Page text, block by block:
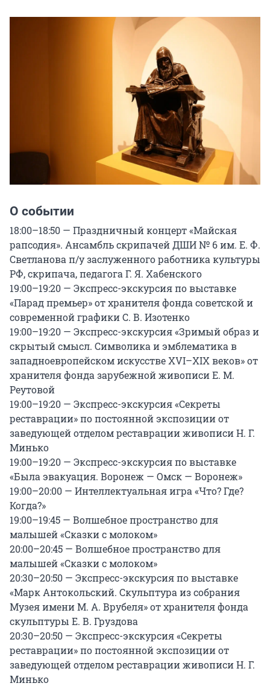
О событии
18:00–18:50 — Праздничный концерт «Майская
рапсодия». Ансамбль скрипачей ДШИ № 6 им. Е. Ф.
Светланова п/у заслуженного работника культуры
РФ, скрипача, педагога Г. Я. Хабенского
19:00–19:20 — Экспресс-экскурсия по выставке
«Парад премьер» от хранителя фонда советской и
современной графики С. В. Изотенко
19:00–19:20 — Экспресс-экскурсия «Зримый образ и
скрытый смысл. Символика и эмблематика в
западноевропейском искусстве XVI–XIX веков» от
хранителя фонда зарубежной живописи Е. М.
Реутовой
19:00–19:20 — Экспресс-экскурсия «Секреты
реставрации» по постоянной экспозиции от
заведующей отделом реставрации живописи Н. Г.
Минько
19:00–19:20 — Экспресс-экскурсия по выставке
«Была эвакуация. Воронеж — Омск — Воронеж»
19:00–20:00 — Интеллектуальная игра «Что? Где?
Когда?»
19:00–19:45 — Волшебное пространство для
малышей «Сказки с молоком»
20:00–20:45 — Волшебное пространство для
малышей «Сказки с молоком»
20:30–20:50 — Экспресс-экскурсия по выставке
«Марк Антокольский. Скульптура из собрания
Музея имени М. А. Врубеля» от хранителя фонда
скульптуры Е. В. Груздова
20:30–20:50 — Экспресс-экскурсия «Секреты
реставрации» по постоянной экспозиции от
заведующей отделом реставрации живописи Н. Г.
Минько